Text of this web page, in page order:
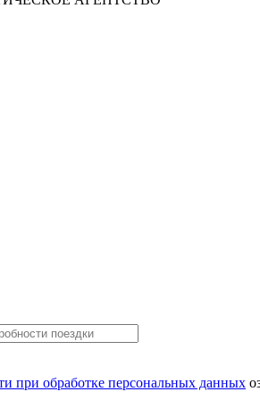
при обработке персональных данных